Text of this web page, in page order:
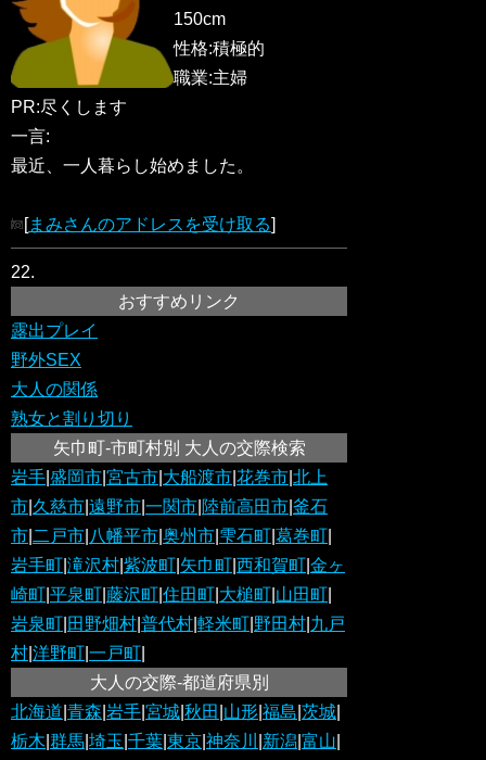
150cm
性格:積極的
職業:主婦
PR:尽くします
一言:
最近、一人暮らし始めました。
[まみさんのアドレスを受け取る]
22.
おすすめリンク
露出プレイ
野外SEX
大人の関係
熟女と割り切り
矢巾町-市町村別 大人の交際検索
岩手 盛岡市 宮古市 大船渡市 花巻市 北上
市 久慈市 遠野市 一関市 陸前高田市 釜石
市 二戸市 八幡平市 奥州市 雫石町 葛巻町
岩手町 滝沢村 紫波町 矢巾町 西和賀町 金ヶ
崎町 平泉町 藤沢町 住田町 大槌町 山田町
岩泉町 田野畑村 普代村 軽米町 野田村 九戸
村 洋野町 一戸町
大人の交際-都道府県別
北海道 青森 岩手 宮城 秋田 山形 福島 茨城
栃木 群馬 埼玉 千葉 東京 神奈川 新潟 富山